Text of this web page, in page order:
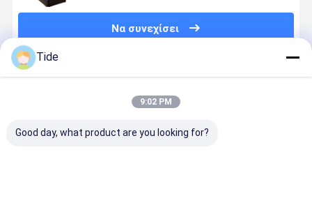
Να συνεχίσει
Συνιστώμενα Προϊόντα
Tide
9:02 PM
Good day, what product are you looking for?